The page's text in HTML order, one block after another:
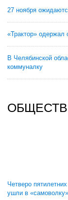
27 ноября
«Трактор»
В Челябинской
коммуналку
Четверо
ушли в